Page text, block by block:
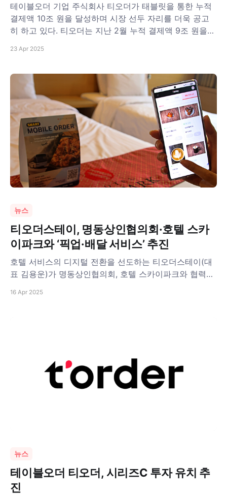
테이블오더 기업 주식회사 티오더가 태블릿을 통한 누적
결제액 10조 원을 달성하며 시장 선두 자리를 더욱 공고
히 하고 있다. 티오더는 지난 2월 누적 결제액 9조 원을
곡선을 그리고 있다. 누적 결제액은 2019년 티오더 서비
주문한
23 Apr 2025
뉴스
티오더스테이, 명동상인협의회·호텔 스카
이파크와 ‘픽업·배달 서비스’ 추진
호텔 서비스의 디지털 전환을 선도하는 티오더스테이(대
표 김용운)가 명동상인협의회, 호텔 스카이파크와 협력해
호텔 스카이파크 투숙객들은 객실 안에서 명동 지역의 다
16 Apr 2025
뉴스
테이블오더 티오더, 시리즈C 투자 유치 추
진